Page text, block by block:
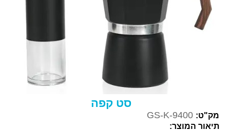
סט קפה
מק"ט: GS-K-9400
תיאור המוצר: